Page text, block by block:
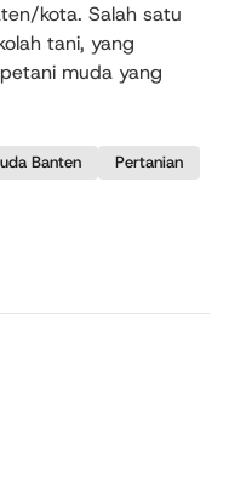
kota. Salah satu
tani, yang
muda yang
Banten
Pertanian